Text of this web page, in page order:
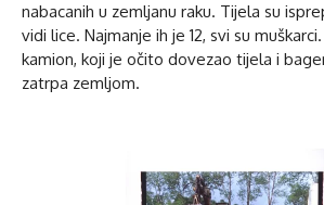
nabacanih u zemljanu raku. Tijela su
vidi lice. Najmanje ih je 12, svi su
kamion, koji je očito dovezao tijela i
zatrpa zemljom.